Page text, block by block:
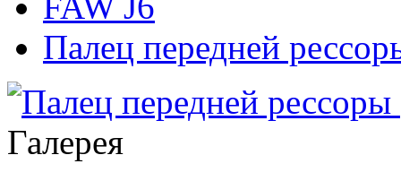
Палец передней
Галерея